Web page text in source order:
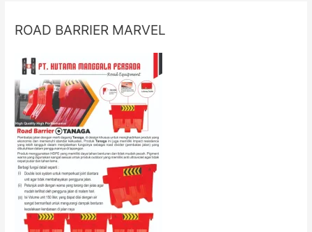
ROAD BARRIER MARVEL